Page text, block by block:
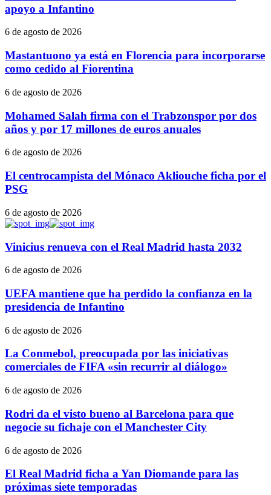
apoyo a Infantino
6 de agosto de 2026
Mastantuono ya está en Florencia para incorporarse
como cedido al Fiorentina
6 de agosto de 2026
Mohamed Salah firma con el Trabzonspor por dos
años y por 17 millones de euros anuales
6 de agosto de 2026
El centrocampista del Mónaco Akliouche ficha por el
PSG
6 de agosto de 2026
Vinicius renueva con el Real Madrid hasta 2032
6 de agosto de 2026
UEFA mantiene que ha perdido la confianza en la
presidencia de Infantino
6 de agosto de 2026
La Conmebol, preocupada por las iniciativas
comerciales de FIFA «sin recurrir al diálogo»
6 de agosto de 2026
Rodri da el visto bueno al Barcelona para que
negocie su fichaje con el Manchester City
6 de agosto de 2026
El Real Madrid ficha a Yan Diomande para las
próximas siete temporadas